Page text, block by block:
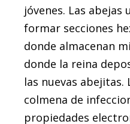
jóvenes. Las abejas
formar secciones
donde almacenan
donde la reina
las nuevas abejitas.
colmena de
propiedades